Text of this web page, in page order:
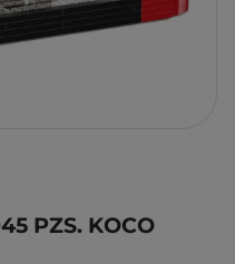
PZS. KOCO